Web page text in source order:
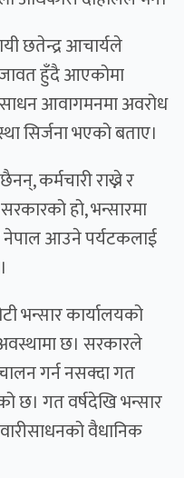
छतेन्द्र आचार्यले
हुँदै आएकोमा
आवागमनमा अवरोध
सिर्जना भएको बताए।
कर्मचारी राख्ने र
हो, भन्सारमा
नेपाल आउने पर्यटकलाई
भन्सार कार्यालयको
छ। सरकारले
गर्न नसक्दा गत
छ। गत वर्षदेखि भन्सार
वैधानिक